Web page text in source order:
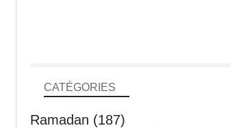
CATÉGORIES
Ramadan (187)